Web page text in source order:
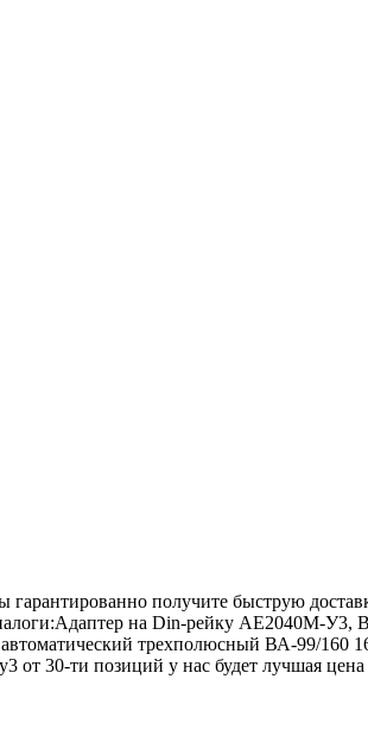
получите быструю
на Din-рейку АЕ2040М-У3,
трехполюсный ВА-99/160
от 30-ти позиций у нас будет лучшая цена